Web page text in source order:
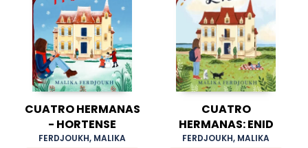
CUATRO HERMANAS
- HORTENSE
FERDJOUKH, MALIKA
CUATRO
HERMANAS: ENID
FERDJOUKH, MALIKA